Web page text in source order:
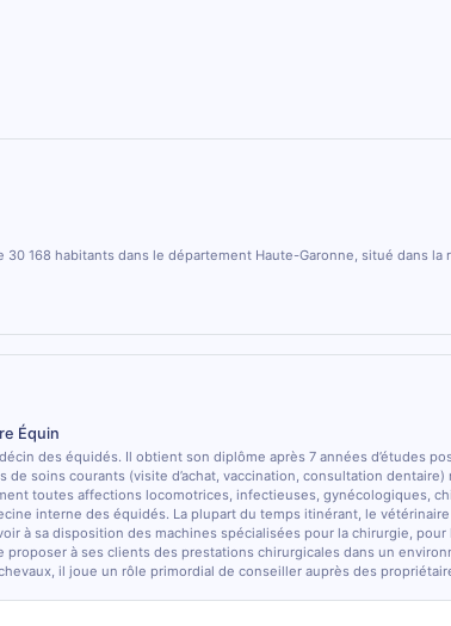
168 habitants dans le département Haute-Garonne, situé dans la
Équin
des équidés. Il obtient son diplôme après 7 années d’études
de soins courants (visite d’achat, vaccination, consultation dentaire)
toutes affections locomotrices, infectieuses, gynécologiques,
interne des équidés. La plupart du temps itinérant, le
à sa disposition des machines spécialisées pour la chirurgie,
à ses clients des prestations chirurgicales dans un
il joue un rôle primordial de conseiller auprès des